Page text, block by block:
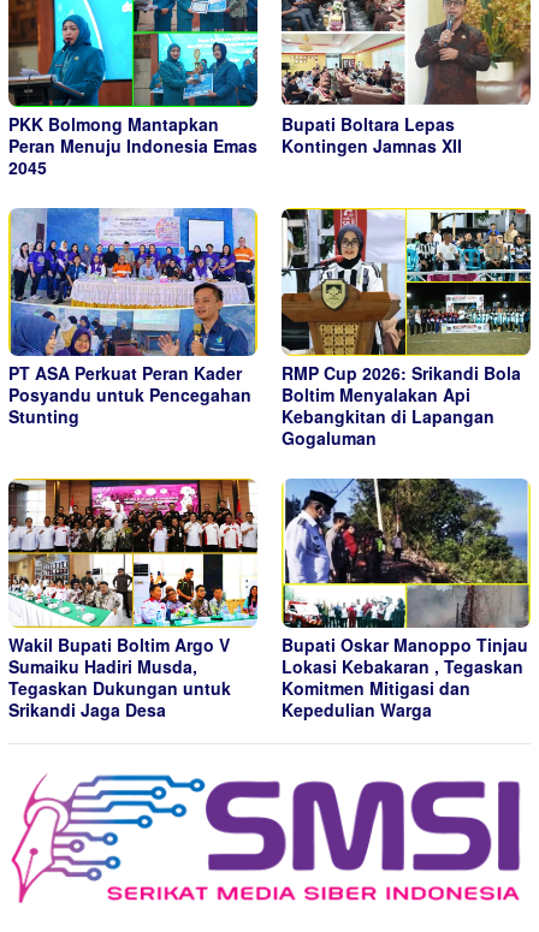
PKK Bolmong Mantapkan
Peran Menuju Indonesia Emas
2045
Bupati Boltara Lepas
Kontingen Jamnas XII
PT ASA Perkuat Peran Kader
Posyandu untuk Pencegahan
Stunting
RMP Cup 2026: Srikandi Bola
Boltim Menyalakan Api
Kebangkitan di Lapangan
Gogaluman
Wakil Bupati Boltim Argo V
Sumaiku Hadiri Musda,
Tegaskan Dukungan untuk
Srikandi Jaga Desa
Bupati Oskar Manoppo Tinjau
Lokasi Kebakaran , Tegaskan
Komitmen Mitigasi dan
Kepedulian Warga